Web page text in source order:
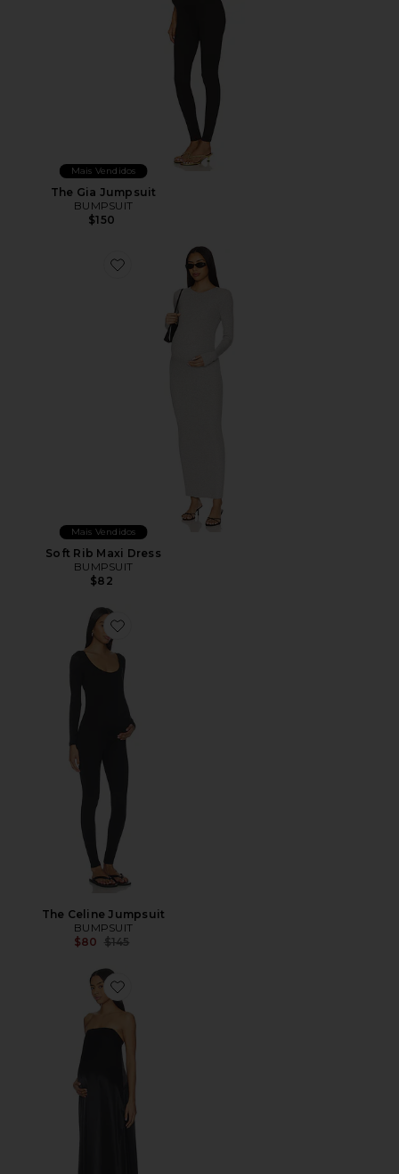
Mais Vendidos
The Gia Jumpsuit
BUMPSUIT
$150
Favorite Soft Rib Maxi Dress
Mais Vendidos
Soft Rib Maxi Dress
BUMPSUIT
$82
Favorite The Celine Jumpsuit
The Celine Jumpsuit
BUMPSUIT
$80 Previous price:
$145
Favorite Brushed Satin Gown